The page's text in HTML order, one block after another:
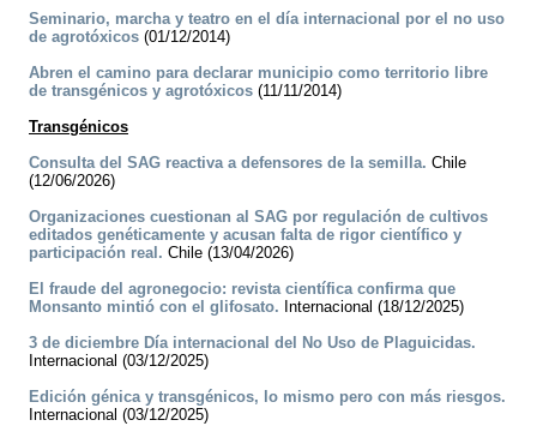
Seminario, marcha y teatro en el día internacional por el no uso
de agrotóxicos (01/12/2014)
Abren el camino para declarar municipio como territorio libre
de transgénicos y agrotóxicos (11/11/2014)
Transgénicos
Consulta del SAG reactiva a defensores de la semilla. Chile
(12/06/2026)
Organizaciones cuestionan al SAG por regulación de cultivos
editados genéticamente y acusan falta de rigor científico y
participación real. Chile (13/04/2026)
El fraude del agronegocio: revista científica confirma que
Monsanto mintió con el glifosato. Internacional (18/12/2025)
3 de diciembre Día internacional del No Uso de Plaguicidas.
Internacional (03/12/2025)
Edición génica y transgénicos, lo mismo pero con más riesgos.
Internacional (03/12/2025)